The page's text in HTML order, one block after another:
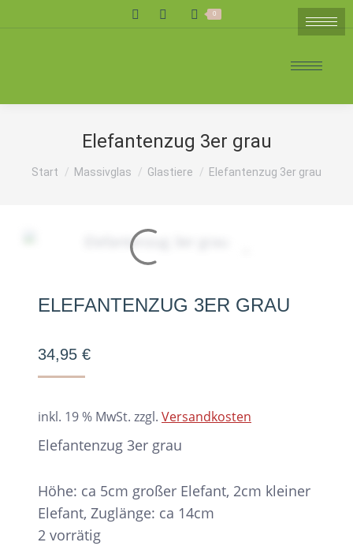
Search: 0
Elefantenzug 3er grau
Sie befinden sich hier:
Start Massivglas Glastiere Elefantenzug 3er grau
ELEFANTENZUG 3ER GRAU
34,95 €
inkl. 19 % MwSt. zzgl. Versandkosten
Elefantenzug 3er grau
Höhe: ca 5cm großer Elefant, 2cm kleiner
Elefant, Zuglänge: ca 14cm
2 vorrätig